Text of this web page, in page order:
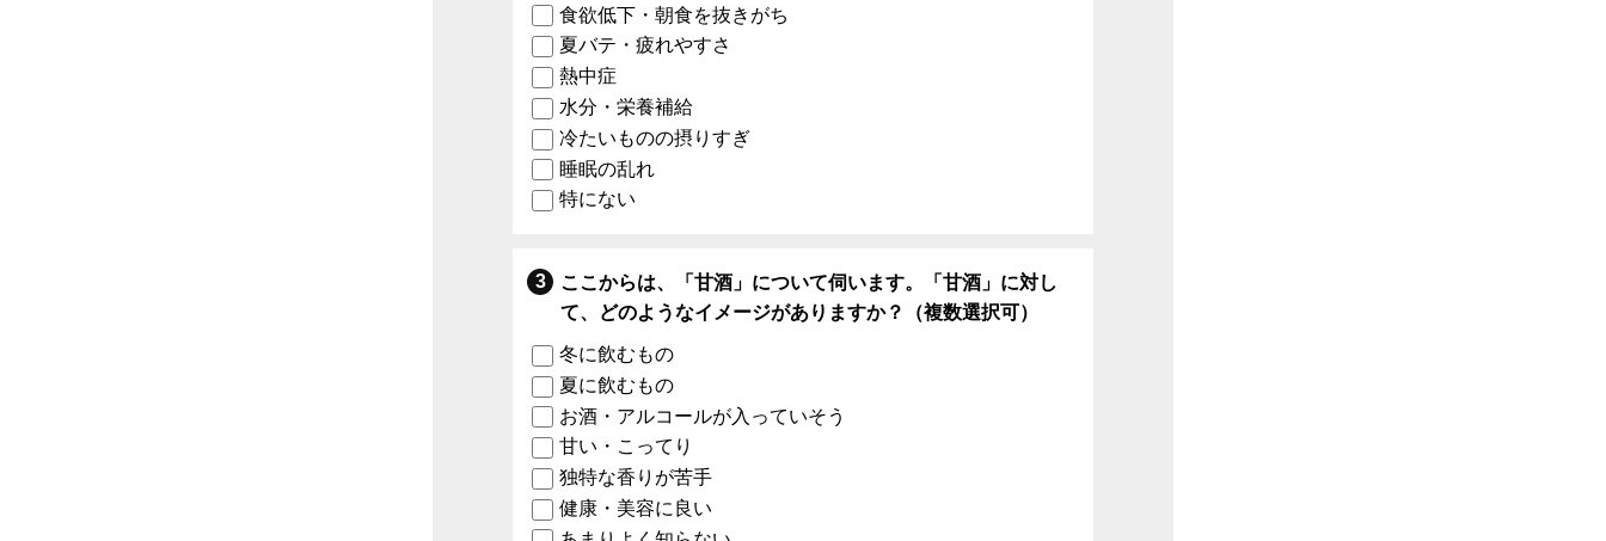
食欲低下・朝食を抜きがち
夏バテ・疲れやすさ
熱中症
水分・栄養補給
冷たいものの摂りすぎ
睡眠の乱れ
特にない
ここからは、「甘酒」について伺います。「甘酒」に対し
て、どのようなイメージがありますか？（複数選択可）
冬に飲むもの
夏に飲むもの
お酒・アルコールが入っていそう
甘い・こってり
独特な香りが苦手
健康・美容に良い